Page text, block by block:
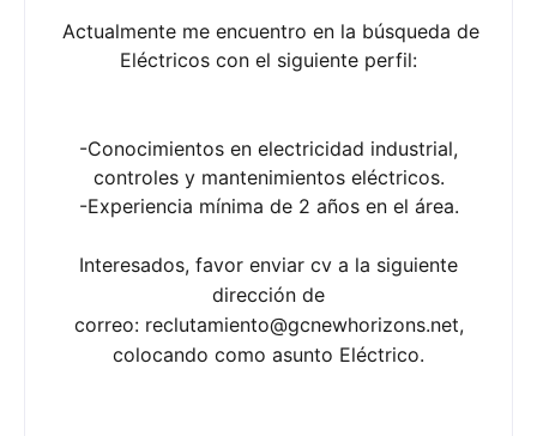
Actualmente me encuentro en la búsqueda de
Eléctricos con el siguiente perfil:
-Conocimientos en electricidad industrial,
controles y mantenimientos eléctricos.
-Experiencia mínima de 2 años en el área.
Interesados, favor enviar cv a la siguiente
dirección de
correo: reclutamiento@gcnewhorizons.net,
colocando como asunto Eléctrico.